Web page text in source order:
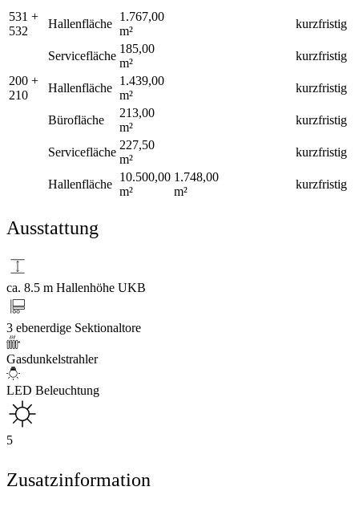
531 +
532
Hallenfläche
1.767,00
m²
kurzfristig
Servicefläche
185,00
m²
kurzfristig
200 +
210
Hallenfläche
1.439,00
m²
kurzfristig
Bürofläche
213,00
m²
kurzfristig
Servicefläche
227,50
m²
kurzfristig
Hallenfläche
10.500,00
m²
1.748,00
m²
kurzfristig
Ausstattung
ca. 8.5 m Hallenhöhe UKB
3 ebenerdige Sektionaltore
Gasdunkelstrahler
LED Beleuchtung
5
Zusatzinformation